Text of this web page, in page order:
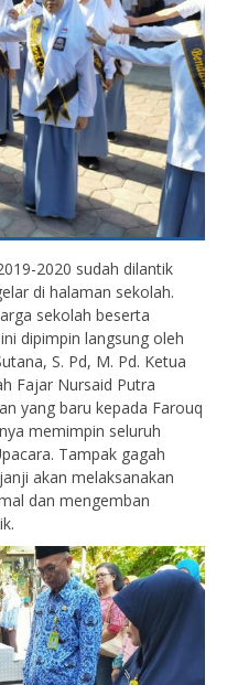
2020 sudah dilantik
di halaman sekolah.
sekolah beserta
dipimpin langsung oleh
S. Pd, M. Pd. Ketua
Fajar Nursaid Putra
yang baru kepada Farouq
memimpin seluruh
Tampak gagah
akan melaksanakan
dan mengemban